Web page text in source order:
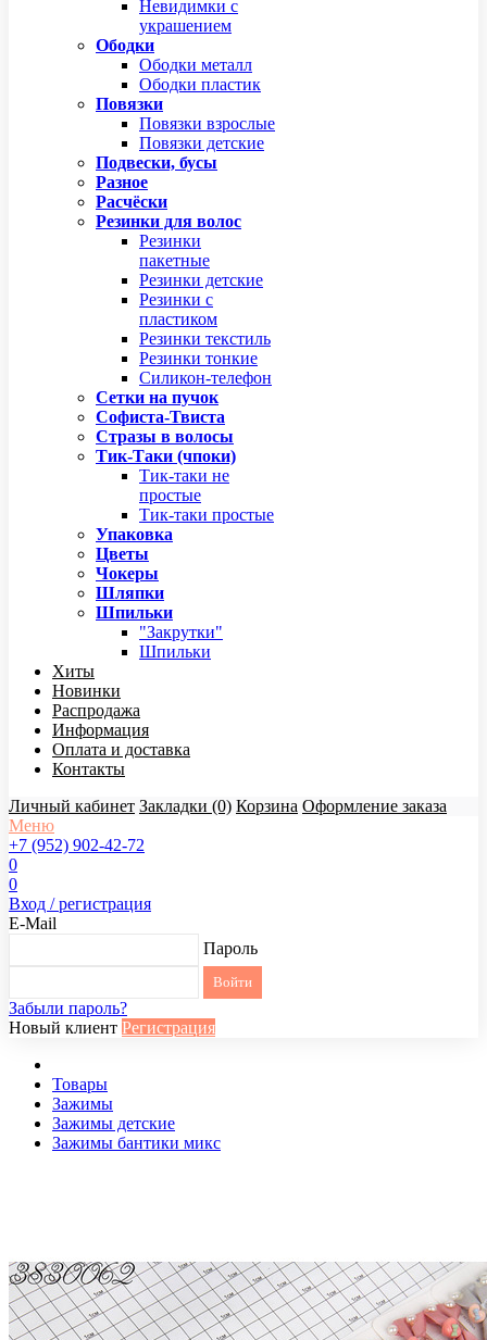
Невидимки с
украшением
Ободки
Ободки металл
Ободки пластик
Повязки
Повязки взрослые
Повязки детские
Подвески, бусы
Разное
Расчёски
Резинки для волос
Резинки
пакетные
Резинки детские
Резинки с
пластиком
Резинки текстиль
Резинки тонкие
Силикон-телефон
Сетки на пучок
Софиста-Твиста
Стразы в волосы
Тик-Таки (чпоки)
Тик-таки не
простые
Тик-таки простые
Упаковка
Цветы
Чокеры
Шляпки
Шпильки
"Закрутки"
Шпильки
Хиты
Новинки
Распродажа
Информация
Оплата и доставка
Контакты
Личный кабинет Закладки (0) Корзина Оформление заказа
Меню
+7 (952) 902-42-72
0
0
Вход / регистрация
E-Mail
Пароль
Забыли пароль?
Новый клиент Регистрация
Товары
Зажимы
Зажимы детские
Зажимы бантики микс